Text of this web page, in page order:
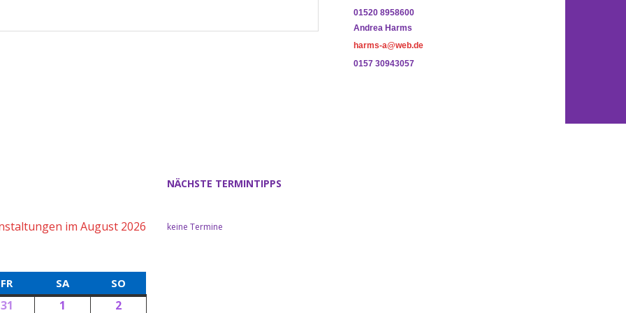
01520 8958600
Andrea Harms
harms-a@web.de
0157 30943057
im August 2026
FR SA SO
31 1 2
NÄCHSTE TERMINTIPPS
keine Termine